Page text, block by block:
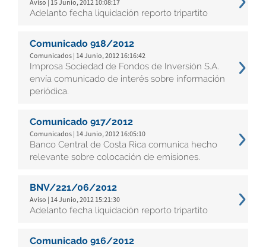
Aviso | 15 Junio, 2012 10:08:17
Adelanto fecha liquidación reporto tripartito
Comunicado 918/2012
Comunicados | 14 Junio, 2012 16:16:42
Improsa Sociedad de Fondos de Inversión S.A.
envía comunicado de interés sobre información
periódica.
Comunicado 917/2012
Comunicados | 14 Junio, 2012 16:05:10
Banco Central de Costa Rica comunica hecho
relevante sobre colocación de emisiones.
BNV/221/06/2012
Aviso | 14 Junio, 2012 15:21:30
Adelanto fecha liquidación reporto tripartito
Comunicado 916/2012